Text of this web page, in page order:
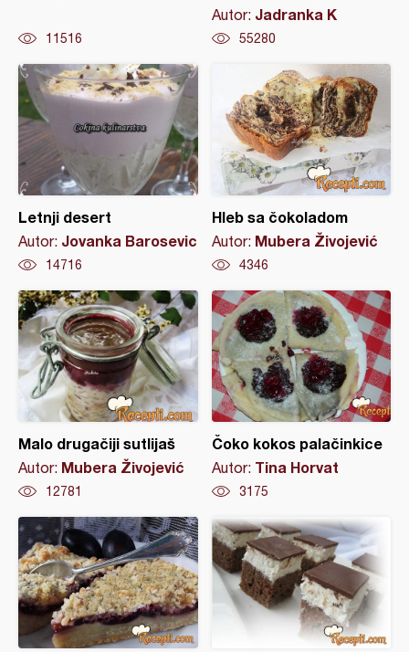
11516
Autor: Jadranka K
55280
Letnji desert
Autor: Jovanka Barosevic
14716
Hleb sa čokoladom
Autor: Mubera Živojević
4346
Malo drugačiji sutlijaš
Autor: Mubera Živojević
12781
Čoko kokos palačinkice
Autor: Tina Horvat
3175